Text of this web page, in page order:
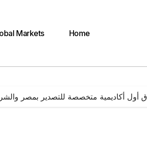
Home
Markets
أول أكاديمية متخصصة للتصدير بمصر